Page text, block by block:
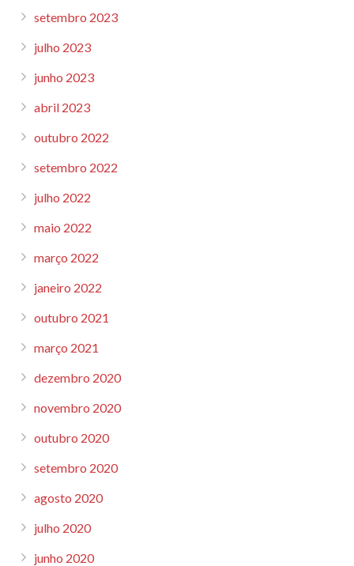
setembro 2023
julho 2023
junho 2023
abril 2023
outubro 2022
setembro 2022
julho 2022
maio 2022
março 2022
janeiro 2022
outubro 2021
março 2021
dezembro 2020
novembro 2020
outubro 2020
setembro 2020
agosto 2020
julho 2020
junho 2020